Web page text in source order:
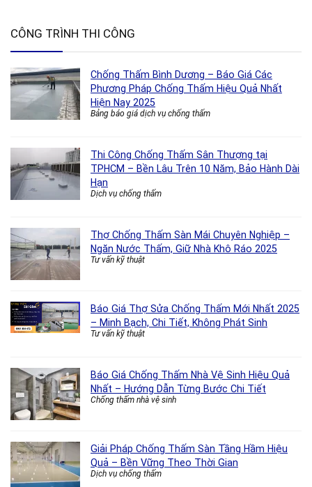
CÔNG TRÌNH THI CÔNG
Chống Thấm Bình Dương – Báo Giá Các
Phương Pháp Chống Thấm Hiệu Quả Nhất
Hiện Nay 2025
Bảng báo giá dịch vụ chống thấm
Thi Công Chống Thấm Sân Thượng tại
TPHCM – Bền Lâu Trên 10 Năm, Bảo Hành Dài
Hạn
Dịch vụ chống thấm
Thợ Chống Thấm Sàn Mái Chuyên Nghiệp –
Ngăn Nước Thấm, Giữ Nhà Khô Ráo 2025
Tư vấn kỹ thuật
Báo Giá Thợ Sửa Chống Thấm Mới Nhất 2025
– Minh Bạch, Chi Tiết, Không Phát Sinh
Tư vấn kỹ thuật
Báo Giá Chống Thấm Nhà Vệ Sinh Hiệu Quả
Nhất – Hướng Dẫn Từng Bước Chi Tiết
Chống thấm nhà vệ sinh
Giải Pháp Chống Thấm Sàn Tầng Hầm Hiệu
Quả – Bền Vững Theo Thời Gian
Dịch vụ chống thấm